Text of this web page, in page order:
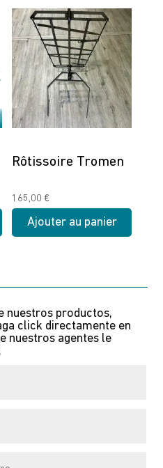
à
859,00 €
produit
a
plusieurs
variations.
Les
options
peuvent
sur
page
€
Rôtissoire Tromen
165,00 €
Ajouter au panier
nuestros productos,
click directamente en
nuestros agentes le